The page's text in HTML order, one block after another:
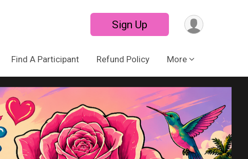
Sign Up
Find A Participant Refund Policy More